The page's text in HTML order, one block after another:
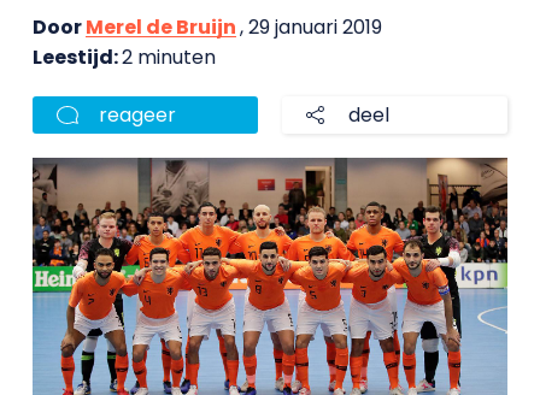
DoorMerel de Bruijn, 29 januari 2019
Leestijd:2 minuten
reageer deel